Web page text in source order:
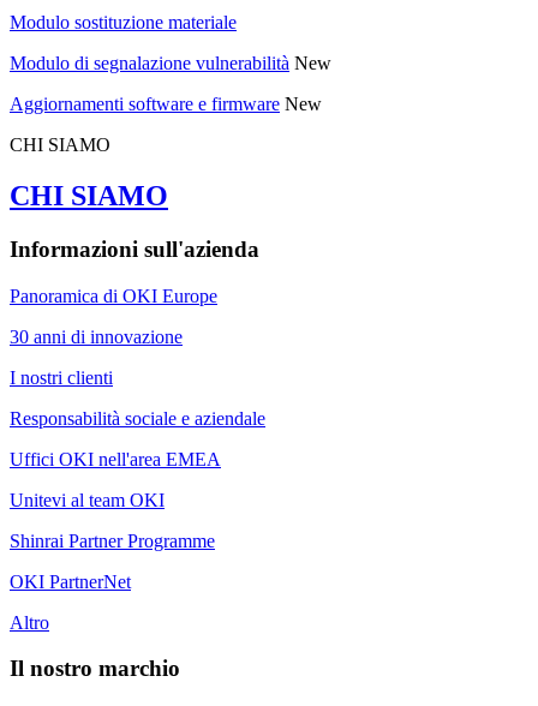
Modulo sostituzione materiale
Modulo di segnalazione vulnerabilità New
Aggiornamenti software e firmware New
CHI SIAMO
CHI SIAMO
Informazioni sull'azienda
Panoramica di OKI Europe
30 anni di innovazione
I nostri clienti
Responsabilità sociale e aziendale
Uffici OKI nell'area EMEA
Unitevi al team OKI
Shinrai Partner Programme
OKI PartnerNet
Altro
Il nostro marchio